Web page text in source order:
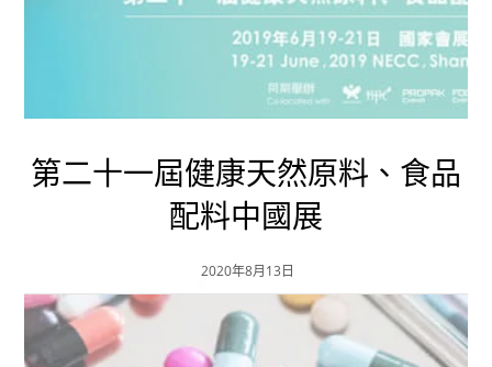
第二十一屆健康天然原料、食品
配料中國展
2020年8月13日